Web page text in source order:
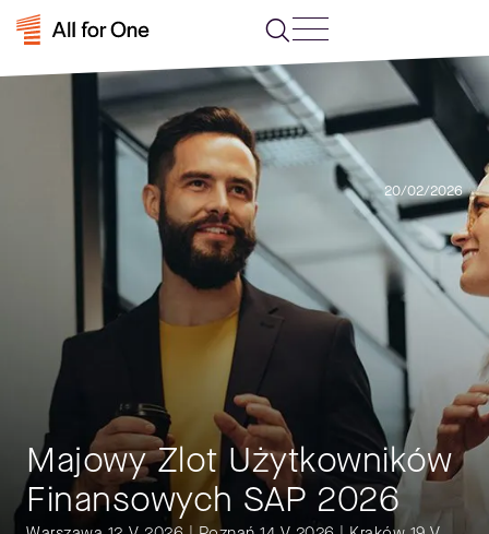
20/02/2026
Majowy Zlot Użytkowników
Finansowych SAP 2026